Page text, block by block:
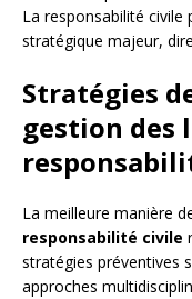
La responsabilité civile
stratégique majeur,
Stratégies
gestion des
La meilleure manière
responsabilité civile
stratégies préventives
approches